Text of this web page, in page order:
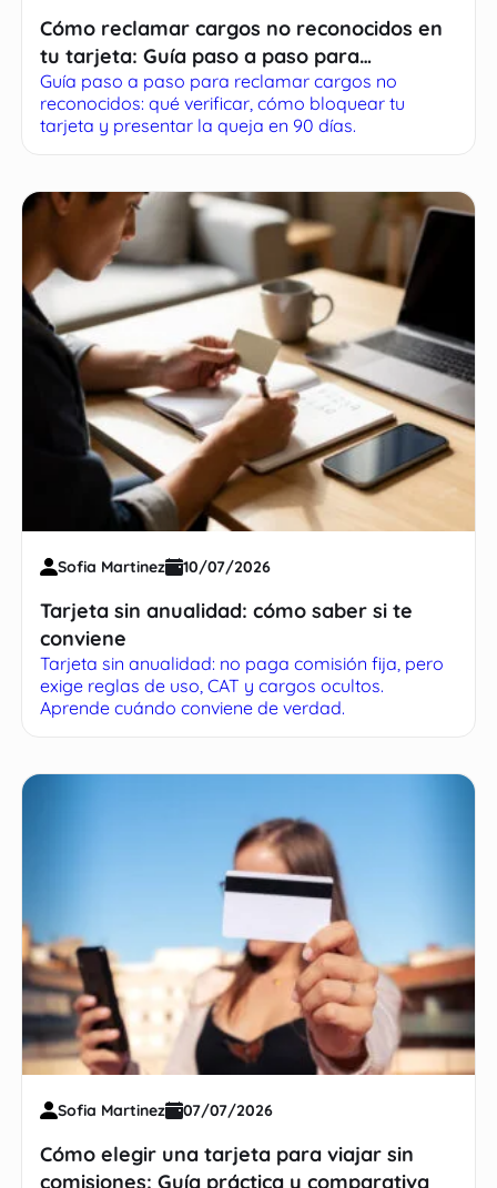
Cómo reclamar cargos no reconocidos en
tu tarjeta: Guía paso a paso para
recuperar tu dinero
Guía paso a paso para reclamar cargos no
reconocidos: qué verificar, cómo bloquear tu
tarjeta y presentar la queja en 90 días.
Sofia Martinez 10/07/2026
Tarjeta sin anualidad: cómo saber si te
conviene
Tarjeta sin anualidad: no paga comisión fija, pero
exige reglas de uso, CAT y cargos ocultos.
Aprende cuándo conviene de verdad.
Sofia Martinez 07/07/2026
Cómo elegir una tarjeta para viajar sin
comisiones: Guía práctica y comparativa